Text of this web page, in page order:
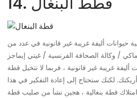
حيوانات أليفة غريبة غير قانونية في عدد من
/ وكالة الصحافة الفرنسية / غيتي إيماجز
أليفة غريبة غير قانونية ، فربما لا تتخيل قطة
لكنك ستحتاج إلى إعادة التفكير في هذا
امتلاك قطة بنغالية ، هجين نشأ من صليب قطة